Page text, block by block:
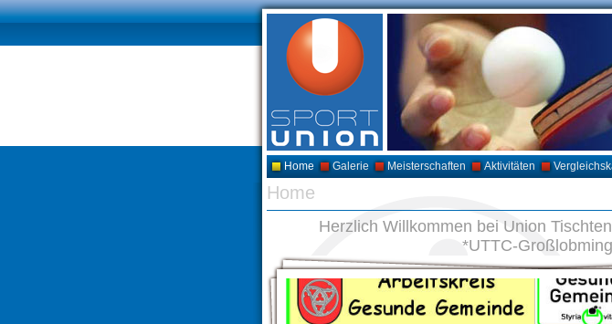
Home Galerie Meisterschaften Aktivitäten
Home
Herzlich Willkommen bei Union
*UTTC-